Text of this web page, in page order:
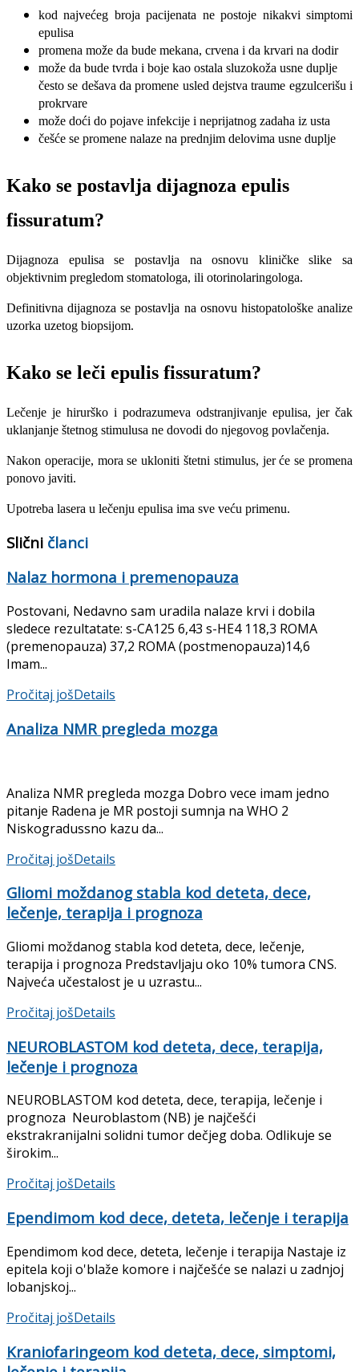
kod najvećeg broja pacijenata ne postoje nikakvi simptomi
epulisa
promena može da bude mekana, crvena i da krvari na dodir
može da bude tvrda i boje kao ostala sluzokoža usne duplje
često se dešava da promene usled dejstva traume egzulcerišu i
prokrvare
može doći do pojave infekcije i neprijatnog zadaha iz usta
češće se promene nalaze na prednjim delovima usne duplje
Kako se postavlja dijagnoza epulis
fissuratum?
Dijagnoza epulisa se postavlja na osnovu kliničke slike sa
objektivnim pregledom stomatologa, ili otorinolaringologa.
Definitivna dijagnoza se postavlja na osnovu histopatološke analize
uzorka uzetog biopsijom.
Kako se leči epulis fissuratum?
Lečenje je hirurško i podrazumeva odstranjivanje epulisa, jer čak
uklanjanje štetnog stimulusa ne dovodi do njegovog povlačenja.
Nakon operacije, mora se ukloniti štetni stimulus, jer će se promena
ponovo javiti.
Upotreba lasera u lečenju epulisa ima sve veću primenu.
Slični članci
Nalaz hormona i premenopauza
Postovani, Nedavno sam uradila nalaze krvi i dobila
sledece rezultatate: s-CA125 6,43 s-HE4 118,3 ROMA
(premenopauza) 37,2 ROMA (postmenopauza)14,6
Imam...
Pročitaj jošDetails
Analiza NMR pregleda mozga
Analiza NMR pregleda mozga Dobro vece imam jedno
pitanje Radena je MR postoji sumnja na WHO 2
Niskogradussno kazu da...
Pročitaj jošDetails
Gliomi moždanog stabla kod deteta, dece,
lečenje, terapija i prognoza
Gliomi moždanog stabla kod deteta, dece, lečenje,
terapija i prognoza Predstavljaju oko 10% tumora CNS.
Najveća učestalost je u uzrastu...
Pročitaj jošDetails
NEUROBLASTOM kod deteta, dece, terapija,
lečenje i prognoza
NEUROBLASTOM kod deteta, dece, terapija, lečenje i
prognoza Neuroblastom (NB) je najčešći
ekstrakranijalni solidni tumor dečjeg doba. Odlikuje se
širokim...
Pročitaj jošDetails
Ependimom kod dece, deteta, lečenje i terapija
Ependimom kod dece, deteta, lečenje i terapija Nastaje iz
epitela koji o'blaže komore i najčešće se nalazi u zadnjoj
lobanjskoj...
Pročitaj jošDetails
Kraniofaringeom kod deteta, dece, simptomi,